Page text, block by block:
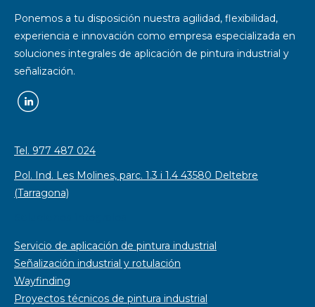
Ponemos a tu disposición nuestra agilidad, flexibilidad,
experiencia e innovación como empresa especializada en
soluciones integrales de aplicación de pintura industrial y
señalización.
Tel. 977 487 024
Pol. Ind. Les Molines, parc. 1.3 i 1.4 43580 Deltebre
(Tarragona)
Servicio de aplicación de pintura industrial
Señalización industrial y rotulación
Wayfinding
Proyectos técnicos de pintura industrial